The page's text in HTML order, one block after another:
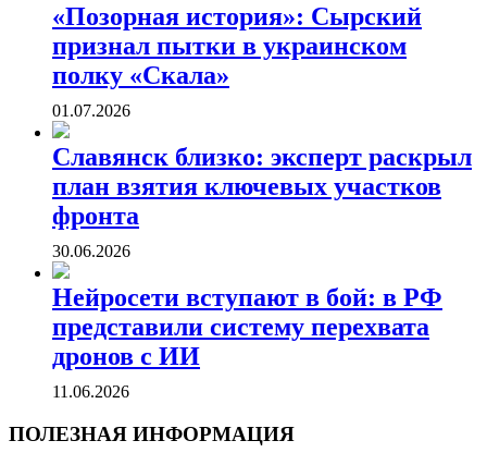
«Позорная история»: Сырский
признал пытки в украинском
полку «Скала»
01.07.2026
Славянск близко: эксперт раскрыл
план взятия ключевых участков
фронта
30.06.2026
Нейросети вступают в бой: в РФ
представили систему перехвата
дронов с ИИ
11.06.2026
ПОЛЕЗНАЯ ИНФОРМАЦИЯ